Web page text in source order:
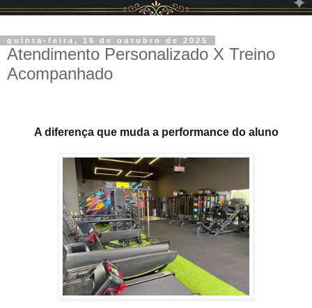
quinta-feira, 16 de outubro de 2025
Atendimento Personalizado X Treino
Acompanhado
A diferença que muda a performance do aluno